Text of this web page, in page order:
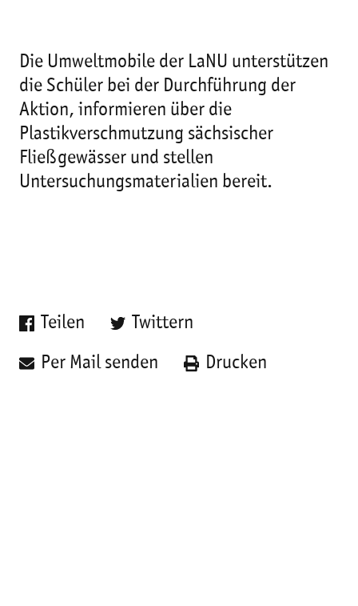
Die Umweltmobile der LaNU unterstützen
die Schüler bei der Durchführung der
Aktion, informieren über die
Plastikverschmutzung sächsischer
Fließgewässer und stellen
Untersuchungsmaterialien bereit.
Teilen Twittern
Per Mail senden Drucken